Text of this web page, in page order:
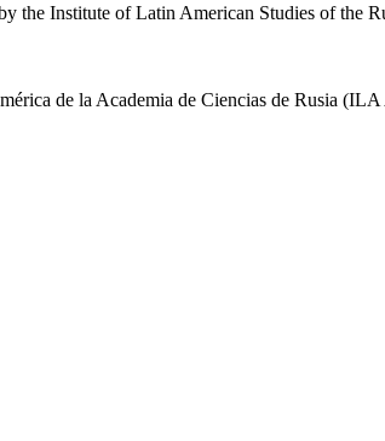
the Institute of Latin American Studies of the
de la Academia de Ciencias de Rusia